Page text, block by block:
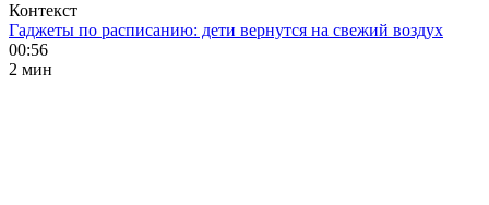
Контекст
Гаджеты по расписанию: дети вернутся на свежий воздух
00:56
2 мин